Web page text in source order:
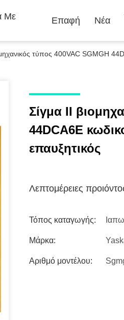
Με
Επαφή Νέα
τύπος 400VAC SGMGH
Σίγμα ΙΙ
44DCA6E
επαυξητικός
Λεπτομέρειες
Τόπος καταγωγής:
Μάρκα:
Αριθμό μοντέλου: